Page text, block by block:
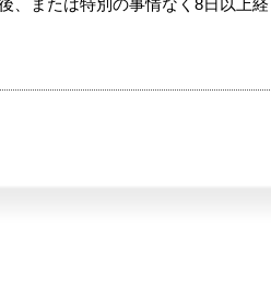
、または特別の事情なく8日以上経